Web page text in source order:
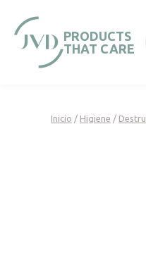
PRODUCTS
THAT CARE
Inicio / Higiene /